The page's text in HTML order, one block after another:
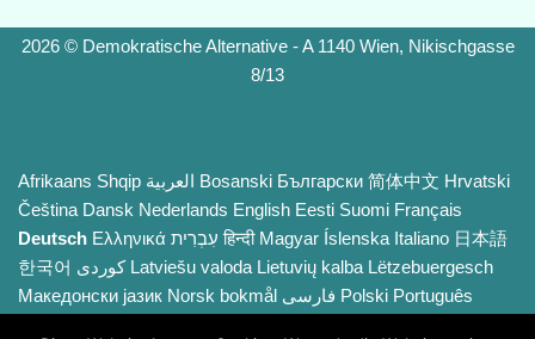
2026 © Demokratische Alternative - A 1140 Wien, Nikischgasse
8/13
Afrikaans Shqip العربية Bosanski Български 简体中文 Hrvatski
Čeština‎ Dansk Nederlands English Eesti Suomi Français
Deutsch Ελληνικά עִבְרִית हिन्दी Magyar Íslenska Italiano 日本語
한국어
Latviešu valoda Lietuvių kalba Lëtzebuergesch
Македонски јазик Norsk bokmål فارسی Polski Português